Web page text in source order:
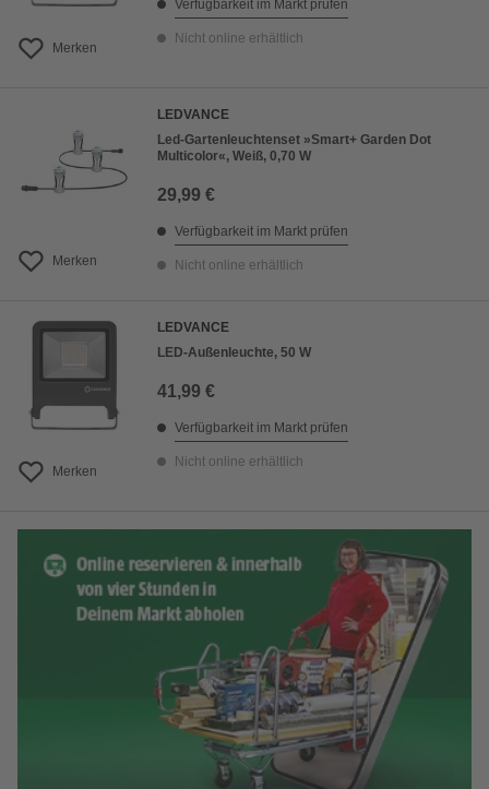
Merken
Verfügbarkeit im Markt prüfen
Nicht online erhältlich
Merken
LEDVANCE
Led-Gartenleuchtenset »Smart+ Garden Dot
Multicolor«, Weiß, 0,70 W
29,99 €
Verfügbarkeit im Markt prüfen
Nicht online erhältlich
Merken
LEDVANCE
LED-Außenleuchte, 50 W
41,99 €
Verfügbarkeit im Markt prüfen
Nicht online erhältlich